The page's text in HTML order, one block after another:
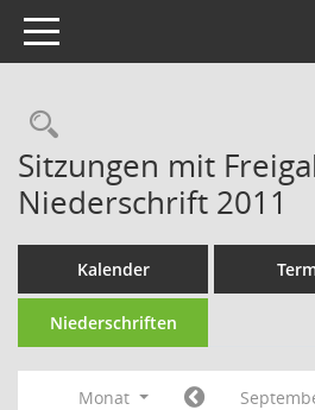
Toggle navigation
Rechercheauswahl
Sitzungen mit
Niederschrift 2011
Kalender
Niederschriften
Monat